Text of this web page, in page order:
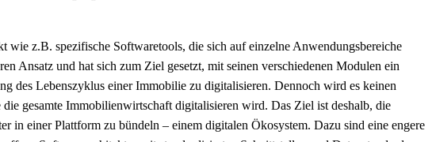
wie z.B. spezifische Softwaretools, die sich auf einzelne Anwendungsbereiche
Ansatz und hat sich zum Ziel gesetzt, mit seinen verschiedenen Modulen ein
des Lebenszyklus einer Immobilie zu digitalisieren. Dennoch wird es keinen
gesamte Immobilienwirtschaft digitalisieren wird. Das Ziel ist deshalb, die
in einer Plattform zu bündeln – einem digitalen Ökosystem. Dazu sind eine engere